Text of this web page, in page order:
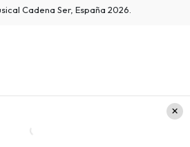
Cadena Ser, España 2026.